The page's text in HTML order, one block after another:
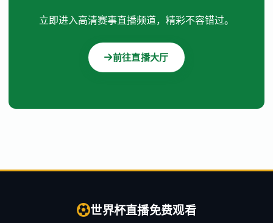
立即进入高清赛事直播频道，精彩不容错过。
前往直播大厅
世界杯直播免费观看